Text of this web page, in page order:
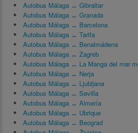
Autobus Málaga ↔ Gibraltar
Autobus Málaga ↔ Granada
Autobus Málaga ↔ Barcelona
Autobus Málaga ↔ Tarifa
Autobus Málaga ↔ Benalmádena
Autobus Málaga ↔ Zagreb
Autobus Málaga ↔ La Manga del mar
Autobus Málaga ↔ Nerja
Autobus Málaga ↔ Ljubljana
Autobus Málaga ↔ Sevilla
Autobus Málaga ↔ Almería
Autobus Málaga ↔ Ubrique
Autobus Málaga ↔ Beograd